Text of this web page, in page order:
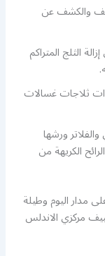
والكشف عن
الثلج المتراكم
ثلاجات غسالات
ورشها
الكريهة من
مدار اليوم وطيلة
مركزي الاندلس